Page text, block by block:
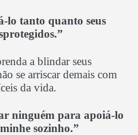
lo tanto quanto seus
a blindar seus
se arriscar demais com
da vida.
ninguém para apoiá-lo
sozinho.”